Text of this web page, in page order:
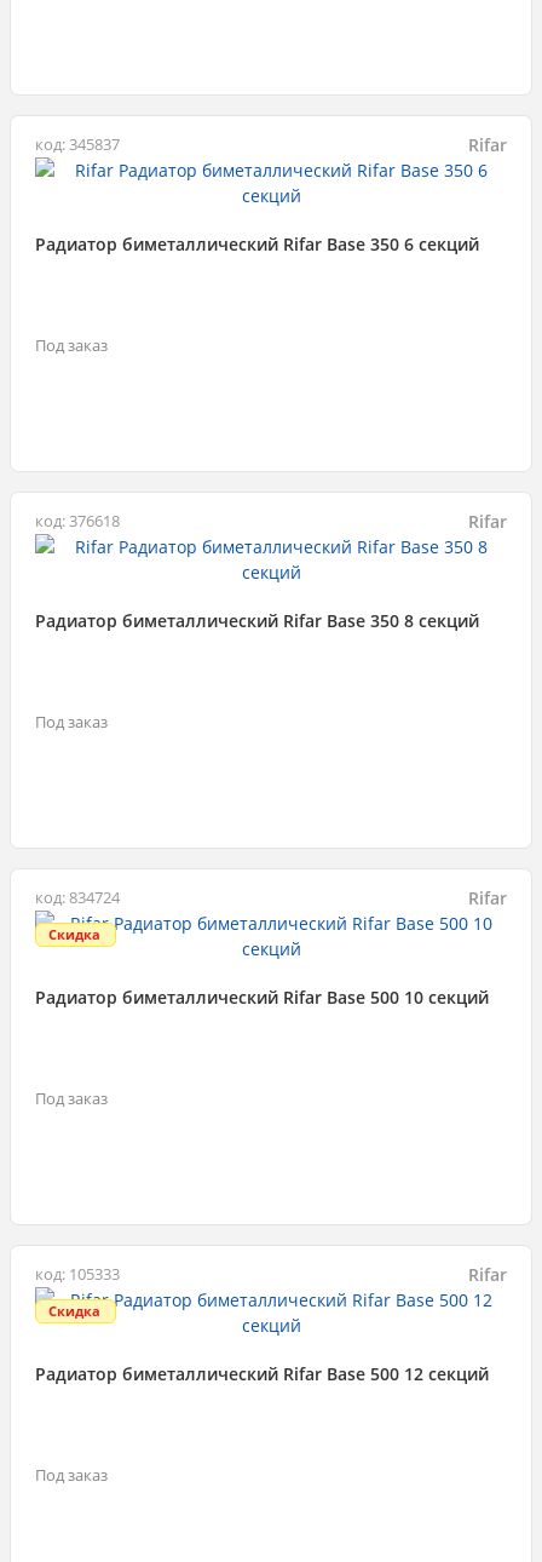
код: 345837 Rifar
Радиатор биметаллический Rifar Base 350 6 секций
Под заказ
код: 376618 Rifar
Радиатор биметаллический Rifar Base 350 8 секций
Под заказ
код: 834724 Rifar
Скидка
Радиатор биметаллический Rifar Base 500 10 секций
Под заказ
код: 105333 Rifar
Скидка
Радиатор биметаллический Rifar Base 500 12 секций
Под заказ